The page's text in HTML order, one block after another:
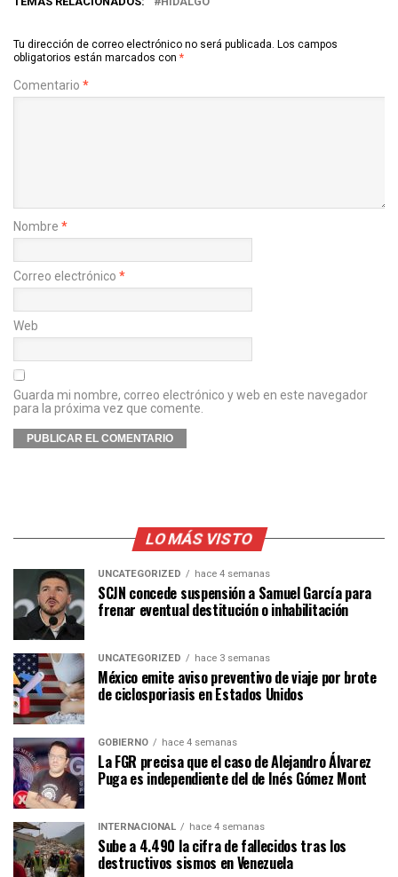
Tu dirección de correo electrónico no será publicada. Los campos
obligatorios están marcados con *
Comentario *
Nombre *
Correo electrónico *
Web
Guarda mi nombre, correo electrónico y web en este navegador
para la próxima vez que comente.
LO MÁS VISTO
UNCATEGORIZED hace 4 semanas
SCJN concede suspensión a Samuel García para
frenar eventual destitución o inhabilitación
UNCATEGORIZED hace 3 semanas
México emite aviso preventivo de viaje por brote
de ciclosporiasis en Estados Unidos
GOBIERNO hace 4 semanas
La FGR precisa que el caso de Alejandro Álvarez
Puga es independiente del de Inés Gómez Mont
INTERNACIONAL hace 4 semanas
Sube a 4.490 la cifra de fallecidos tras los
destructivos sismos en Venezuela